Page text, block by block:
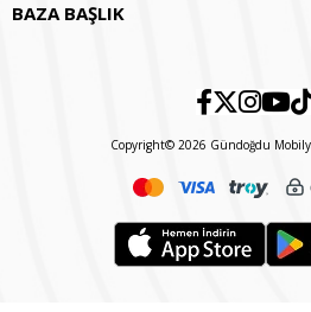
BAZA BAŞLIK
Copyright© 2026 Gündoğdu